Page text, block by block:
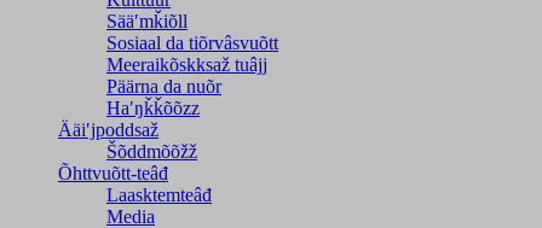
Sääʹmǩiõll
Sosiaal da tiõrvâsvuõtt
Meeraikõskksaž tuâjj
Päärna da nuõr
Haʹŋǩǩõõzz
Ääiʹjpoddsaž
Šõddmõõžž
Õhttvuõtt-teâđ
Laasktemteâđ
Media